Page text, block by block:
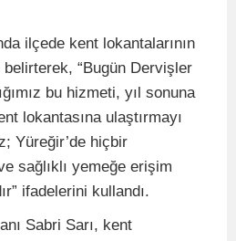
ilçede kent lokantalarının
belirterek, “Bugün Dervişler
bu hizmeti, yıl sonuna
lokantasına ulaştırmayı
Yüreğir’de hiçbir
sağlıklı yemeğe erişim
ifadelerini kullandı.
Sabri Sarı, kent